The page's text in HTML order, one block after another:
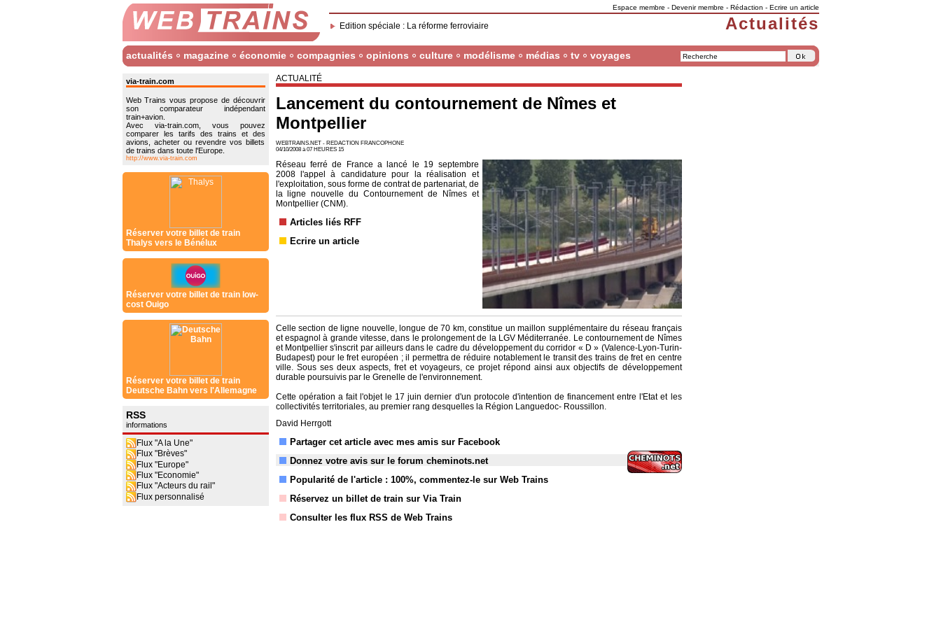
Espace membre - Devenir membre - Rédaction - Ecrire un article
Edition spéciale : La réforme ferroviaire Actualités
actualités magazine économie compagnies opinions culture modélisme médias tv voyages
via-train.com
Web Trains vous propose de découvrir
son comparateur indépendant
train+avion.
Avec via-train.com, vous pouvez
comparer les tarifs des trains et des
avions, acheter ou revendre vos billets
de trains dans toute l'Europe.
http://www.via-train.com
Réserver votre billet de train
Thalys vers le Bénélux
Réserver votre billet de train low-
cost Ouigo
Réserver votre billet de train
Deutsche Bahn vers l'Allemagne
RSS
informations
Flux "A la Une"
Flux "Brèves"
Flux "Europe"
Flux "Economie"
Flux "Acteurs du rail"
Flux personnalisé
ACTUALITÉ
Lancement du contournement de Nîmes et
Montpellier
WEBTRAINS.NET - REDACTION FRANCOPHONE
04/10/2008 à 07 HEURES 15
Réseau ferré de France a lancé le 19 septembre
2008 l'appel à candidature pour la réalisation et
l'exploitation, sous forme de contrat de partenariat, de
la ligne nouvelle du Contournement de Nîmes et
Montpellier (CNM).
Articles liés RFF
Ecrire un article
Celle section de ligne nouvelle, longue de 70 km, constitue un maillon supplémentaire du réseau français
et espagnol à grande vitesse, dans le prolongement de la LGV Méditerranée. Le contournement de Nîmes
et Montpellier s'inscrit par ailleurs dans le cadre du développement du corridor « D » (Valence-Lyon-Turin-
Budapest) pour le fret européen ; il permettra de réduire notablement le transit des trains de fret en centre
ville. Sous ses deux aspects, fret et voyageurs, ce projet répond ainsi aux objectifs de développement
durable poursuivis par le Grenelle de l'environnement.
Cette opération a fait l'objet le 17 juin dernier d'un protocole d'intention de financement entre l'Etat et les
collectivités territoriales, au premier rang desquelles la Région Languedoc- Roussillon.
David Herrgott
Partager cet article avec mes amis sur Facebook
Donnez votre avis sur le forum cheminots.net
Popularité de l'article : 100%, commentez-le sur Web Trains
Réservez un billet de train sur Via Train
Consulter les flux RSS de Web Trains